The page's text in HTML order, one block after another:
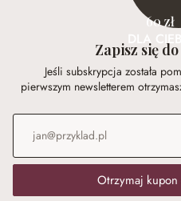
60 zł
DLA
Zapisz się
Jeśli subskrypcja została
pierwszym newsletterem
Adres e-mail
Otrzymaj kupon